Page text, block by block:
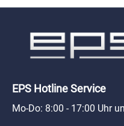
EPS Hotline Service
Mo-Do: 8:00 - 17:00 Uhr